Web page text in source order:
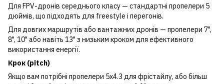
Для FPV-дронів середнього класу — стандартні пропелери 5
дюймів, що підходять для freestyle і перегонів.
Для довгих маршрутів або вантажних дронів — пропелери 7",
8", 10" або навіть 13" з низьким кроком для ефективного
використання енергії.
Крок (pitch)
Якщо вам потрібні пропелери 5x4.3 для фрістайлу, або більш